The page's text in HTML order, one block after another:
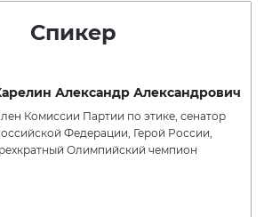
Спикер
Александр Александрович
Комиссии Партии по этике, сенатор
Федерации, Герой России,
Олимпийский чемпион